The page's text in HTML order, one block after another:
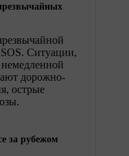
SOS. Ситуации,
немедленной
дорожно-
острые
за рубежом